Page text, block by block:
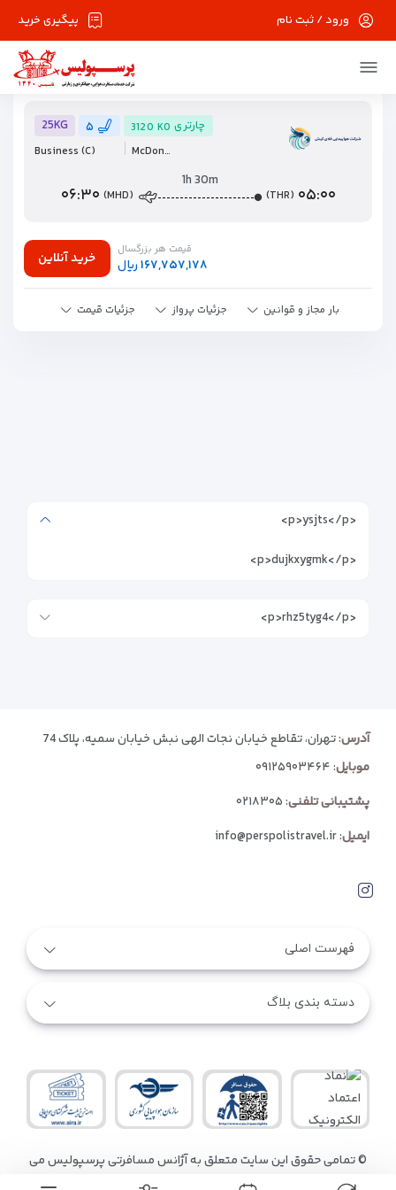
پیگیری خرید ورود / ثبت نام
۱۴۰۵/۰۵/۱۹
MHD
چارتری 3120 K0 ۵ 25KG
McDonnell Douglas MD-80 Series
Business (C)
۰۵:۰۰ (THR)
1h 30m
(MHD) ۰۶:۳۰
قیمت هر بزرگسال
۱۶۷,۷۵۷,۱۷۸ریال خرید آنلاین
بار مجاز و قوانین جزئیات پرواز جزئیات قیمت
<p>ysjts</p>
<p>dujkxygmk</p>
<p>rhz5tyg4</p>
آدرس: تهران، تقاطع خیابان نجات الهی نبش خیابان سمیه، پلاک 74
موبایل:۰۹۱۲۵۹۰۳۴۶۴
پشتیبانی تلفنی:۰۲۱۸۳۰۵
ایمیل:
info@perspolistravel.ir
فهرست اصلی
دسته بندی بلاگ
© تمامی حقوق این سایت متعلق به آژانس مسافرتی پرسپولیس می